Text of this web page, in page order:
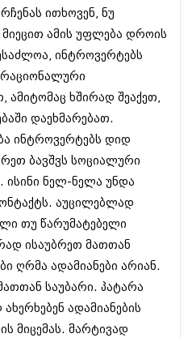
ითხოვენ, ნუ
ამის უფლება დროის
ინტროვერტებს
ამიტომაც ხშირად შეაქეთ,
დაეხმარებათ.
ინტროვერტებს დიდ
ბავშვს სოციალური
ისინი ნელ-ნელა უნდა
აუცილებლად
თუ წარუმატებელი
ისაუბრეთ მათთან
ღრმა ადამიანები არიან.
საუბარი. პატარა
ადამიანების
მიცემას. მარტივად